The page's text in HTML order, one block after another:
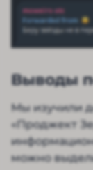
Выводы
Мы изучили
«Проджект
можно